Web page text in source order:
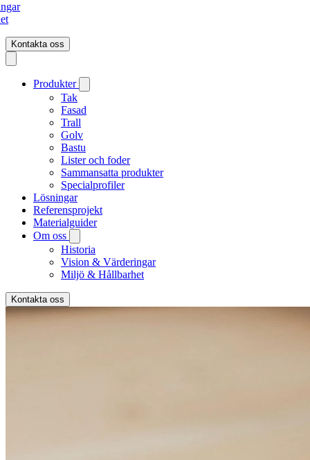
Kontakta oss
Produkter
Tak
Fasad
Trall
Golv
Bastu
Lister och foder
Sammansatta produkter
Specialprofiler
Lösningar
Referensprojekt
Materialguider
Om oss
Historia
Vision & Värderingar
Miljö & Hållbarhet
Kontakta oss